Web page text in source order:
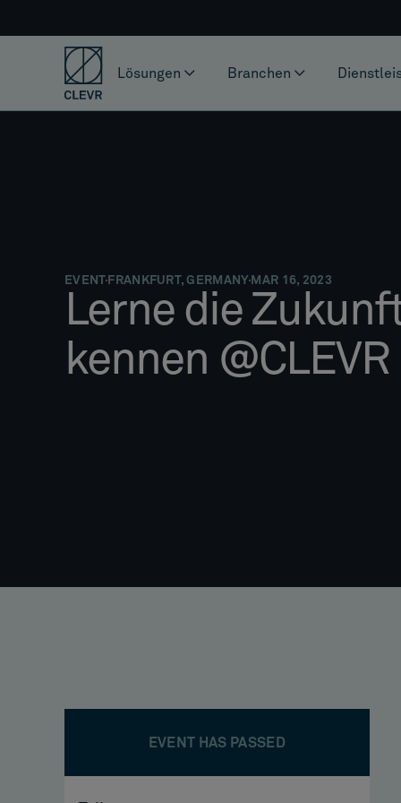
Lösungen Branchen
EVENT FRANKFURT, GERMANY MAR 16, 2023
Lerne die
kennen @CLEVR
EVENT HAS PASSED